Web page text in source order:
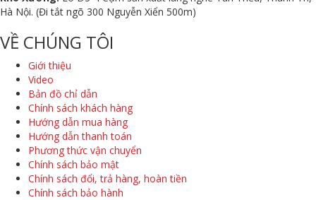
Hà Nội. (Đi tắt ngõ 300 Nguyễn Xiển 500m)
VỀ CHÚNG TÔI
Giới thiệu
Video
Bản đồ chỉ dẫn
Chính sách khách hàng
Hướng dẫn mua hàng
Hướng dẫn thanh toán
Phương thức vận chuyển
Chính sách bảo mật
Chính sách đổi, trả hàng, hoàn tiền
Chính sách bảo hành